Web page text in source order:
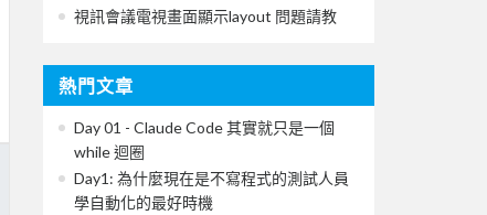
視訊會議電視畫面顯示layout 問題請教
熱門文章
Day 01 - Claude Code 其實就只是一個
while 迴圈
Day1: 為什麼現在是不寫程式的測試人員
學自動化的最好時機